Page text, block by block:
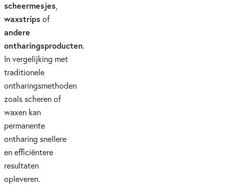
scheermesjes
waxstrips of
andere
ontharingsproducten.
In vergelijking met
traditionele
ontharingsmethoden
zoals scheren of
waxen kan
permanente
ontharing snellere
en efficiëntere
resultaten
opleveren.